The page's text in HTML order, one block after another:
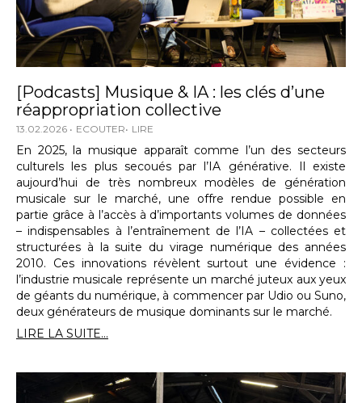
[Podcasts] Musique & IA : les clés d’une
réappropriation collective
13.02.2026 ECOUTER LIRE
En 2025, la musique apparaît comme l’un des secteurs
culturels les plus secoués par l’IA générative. Il existe
aujourd’hui de très nombreux modèles de génération
musicale sur le marché, une offre rendue possible en
partie grâce à l’accès à d’importants volumes de données
– indispensables à l’entraînement de l’IA – collectées et
structurées à la suite du virage numérique des années
2010. Ces innovations révèlent surtout une évidence :
l’industrie musicale représente un marché juteux aux yeux
de géants du numérique, à commencer par Udio ou Suno,
deux générateurs de musique dominants sur le marché.
LIRE LA SUITE...